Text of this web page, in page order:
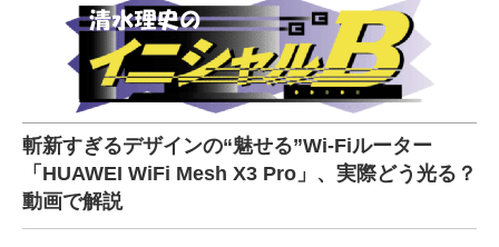
斬新すぎるデザインの“魅せる”Wi-Fiルーター
「HUAWEI WiFi Mesh X3 Pro」、実際どう光る？
動画で解説